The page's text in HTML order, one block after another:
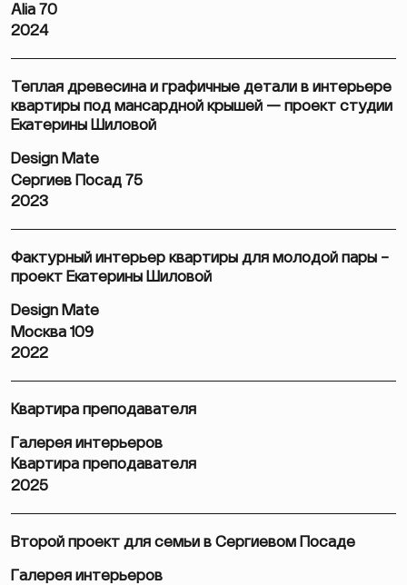
Alia 70
2024
Теплая древесина и графичные детали в интерьере
квартиры под мансардной крышей — проект студии
Екатерины Шиловой
Design Mate
Сергиев Посад 75
2023
Фактурный интерьер квартиры для молодой пары –
проект Екатерины Шиловой
Design Mate
Москва 109
2022
Квартира преподавателя
Галерея интерьеров
Квартира преподавателя
2025
Второй проект для семьи в Сергиевом Посаде
Галерея интерьеров